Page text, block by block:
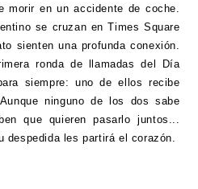
morir en un accidente de coche.
se cruzan en Times Square
sienten una profunda conexión.
ronda de llamadas del Día
siempre: uno de ellos recibe
ninguno de los dos sabe
que quieren pasarlo juntos...
despedida les partirá el corazón.